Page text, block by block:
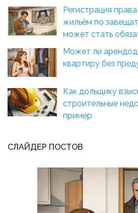
Регистрация
жильём по
может стать
Может ли
квартиру без
Как дольщику
строительные
пример
СЛАЙДЕР ПОСТОВ